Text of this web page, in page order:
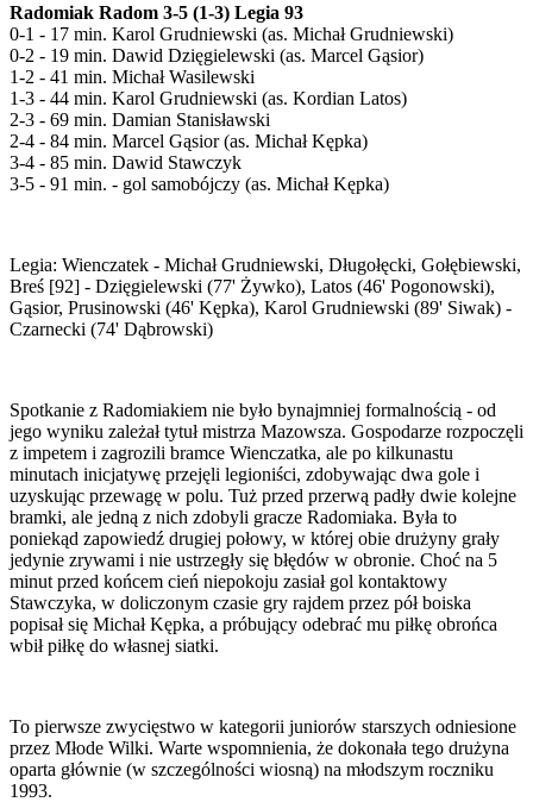
Radomiak Radom 3-5 (1-3) Legia 93
0-1 - 17 min. Karol Grudniewski (as. Michał Grudniewski)
0-2 - 19 min. Dawid Dzięgielewski (as. Marcel Gąsior)
1-2 - 41 min. Michał Wasilewski
1-3 - 44 min. Karol Grudniewski (as. Kordian Latos)
2-3 - 69 min. Damian Stanisławski
2-4 - 84 min. Marcel Gąsior (as. Michał Kępka)
3-4 - 85 min. Dawid Stawczyk
3-5 - 91 min. - gol samobójczy (as. Michał Kępka)
Legia: Wienczatek - Michał Grudniewski, Długołęcki, Gołębiewski,
Breś [92] - Dzięgielewski (77' Żywko), Latos (46' Pogonowski),
Gąsior, Prusinowski (46' Kępka), Karol Grudniewski (89' Siwak) -
Czarnecki (74' Dąbrowski)
Spotkanie z Radomiakiem nie było bynajmniej formalnością - od
jego wyniku zależał tytuł mistrza Mazowsza. Gospodarze rozpoczęli
z impetem i zagrozili bramce Wienczatka, ale po kilkunastu
minutach inicjatywę przejęli legioniści, zdobywając dwa gole i
uzyskując przewagę w polu. Tuż przed przerwą padły dwie kolejne
bramki, ale jedną z nich zdobyli gracze Radomiaka. Była to
poniekąd zapowiedź drugiej połowy, w której obie drużyny grały
jedynie zrywami i nie ustrzegły się błędów w obronie. Choć na 5
minut przed końcem cień niepokoju zasiał gol kontaktowy
Stawczyka, w doliczonym czasie gry rajdem przez pół boiska
popisał się Michał Kępka, a próbujący odebrać mu piłkę obrońca
wbił piłkę do własnej siatki.
To pierwsze zwycięstwo w kategorii juniorów starszych odniesione
przez Młode Wilki. Warte wspomnienia, że dokonała tego drużyna
oparta głównie (w szczególności wiosną) na młodszym roczniku
1993.